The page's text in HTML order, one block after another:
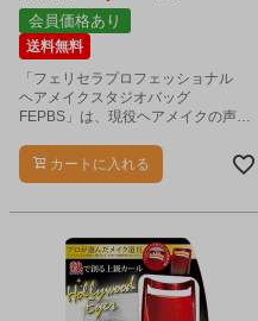
会員価格あり
送料無料
「フェリセラプロフェッショナル
ヘアメイクスタジオバッグ
FEPBS」は、現役ヘアメイクの声を
メイクバッグです。
カートに入れる